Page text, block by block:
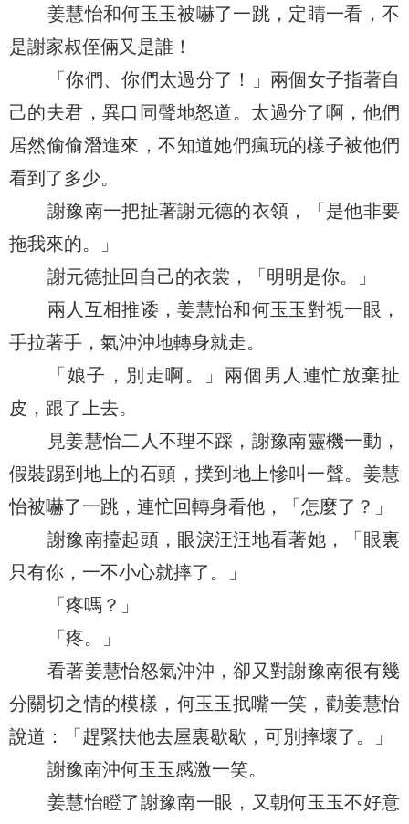
姜慧怡和何玉玉被嚇了一跳，定睛一看，不
是謝家叔侄倆又是誰！
「你們、你們太過分了！」兩個女子指著自
己的夫君，異口同聲地怒道。太過分了啊，他們
居然偷偷潛進來，不知道她們瘋玩的樣子被他們
看到了多少。
謝豫南一把扯著謝元德的衣領，「是他非要
拖我來的。」
謝元德扯回自己的衣裳，「明明是你。」
兩人互相推诿，姜慧怡和何玉玉對視一眼，
手拉著手，氣沖沖地轉身就走。
「娘子，別走啊。」兩個男人連忙放棄扯
皮，跟了上去。
見姜慧怡二人不理不踩，謝豫南靈機一動，
假裝踢到地上的石頭，撲到地上慘叫一聲。姜慧
怡被嚇了一跳，連忙回轉身看他，「怎麼了？」
謝豫南擡起頭，眼淚汪汪地看著她，「眼裏
只有你，一不小心就摔了。」
「疼嗎？」
「疼。」
看著姜慧怡怒氣沖沖，卻又對謝豫南很有幾
分關切之情的模樣，何玉玉抿嘴一笑，勸姜慧怡
說道：「趕緊扶他去屋裏歇歇，可別摔壞了。」
謝豫南沖何玉玉感激一笑。
姜慧怡瞪了謝豫南一眼，又朝何玉玉不好意